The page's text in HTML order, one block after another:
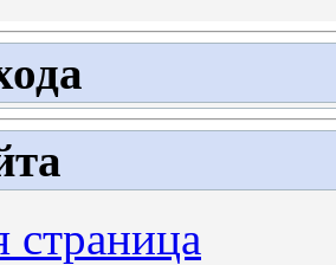
страница